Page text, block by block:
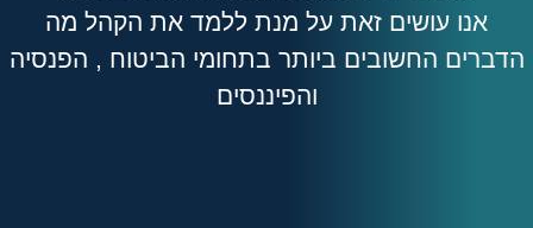
אנו עושים זאת על מנת ללמד את הקהל מה
הדברים החשובים ביותר בתחומי הביטוח , הפנסיה
והפיננסים